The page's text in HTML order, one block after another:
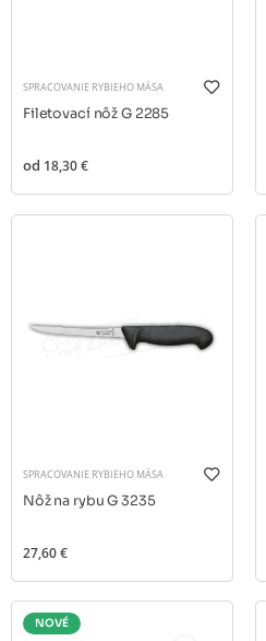
SPRACOVANIE RYBIEHO MÄSA
Filetovací nôž G 2285
od 18,30 €
SPRACOVANIE RYBIEHO MÄSA
Nôž na rybu G 3235
27,60 €
NOVÉ